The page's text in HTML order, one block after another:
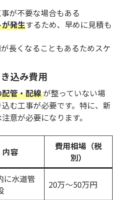
が不要な場合もある
発生するため、早めに見積も
長くなることもあるためスケ
込み費用
管・配線が整っていない場
む工事が必要です。特に、新
意が必要になります。
内容
費用相場（税
別）
に水道管
20万～50万円